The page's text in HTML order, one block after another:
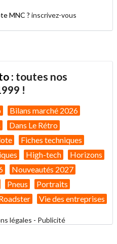
MNC ? inscrivez-vous
: toutes nos
!
Bilans marché 2026
Dans Le Rétro
Fiches techniques
High-tech
Horizons
Nouveautés 2027
Pneus
Portraits
Vie des entreprises
légales - Publicité